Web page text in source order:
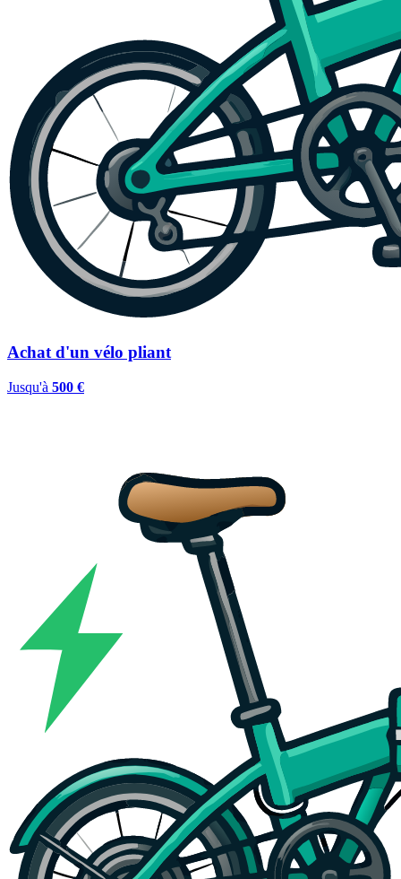
Achat d'un vélo pliant
Jusqu'à 500 €